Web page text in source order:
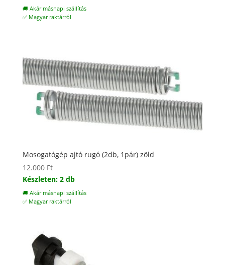
🚚 Akár másnapi szállítás
✅ Magyar raktárról
Mosogatógép ajtó rugó (2db, 1pár) zöld
12.000 Ft
Készleten: 2 db
🚚 Akár másnapi szállítás
✅ Magyar raktárról